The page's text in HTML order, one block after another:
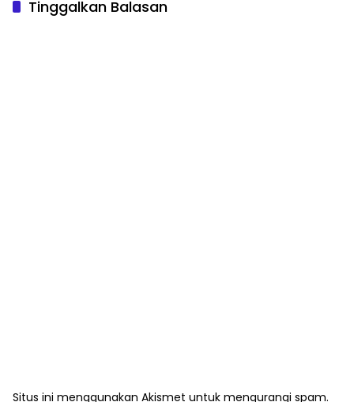
Tinggalkan Balasan
Situs ini menggunakan Akismet untuk mengurangi spam.